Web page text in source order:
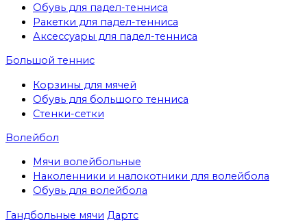
Обувь для падел-тенниса
Ракетки для падел-тенниса
Аксессуары для падел-тенниса
Большой теннис
Корзины для мячей
Обувь для большого тенниса
Стенки-сетки
Волейбол
Мячи волейбольные
Наколенники и налокотники для волейбола
Обувь для волейбола
Гандбольные мячи Дартс